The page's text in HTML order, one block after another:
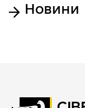
Новини